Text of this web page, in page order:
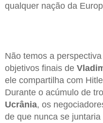
qualquer nação da
Não temos a
objetivos finais de
ele compartilha com
Durante o acúmulo de
Ucrânia, os
de que nunca se